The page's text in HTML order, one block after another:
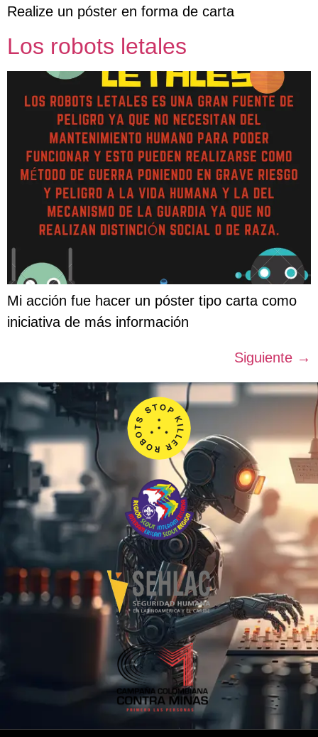
Realize un póster en forma de carta
Los robots letales
Mi acción fue hacer un póster tipo carta como
iniciativa de más información
Siguiente →